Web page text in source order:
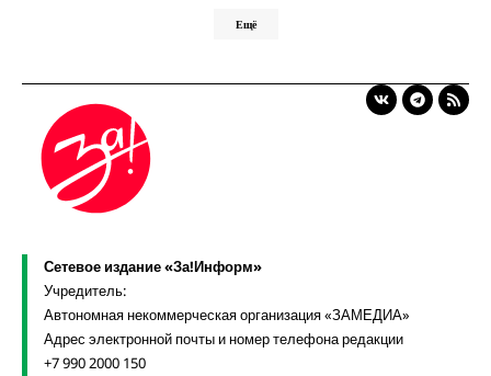
Ещё
Сетевое издание «За!Информ»
Учредитель:
Автономная некоммерческая организация «ЗАМЕДИА»
Адрес электронной почты и номер телефона редакции
+7 990 2000 150